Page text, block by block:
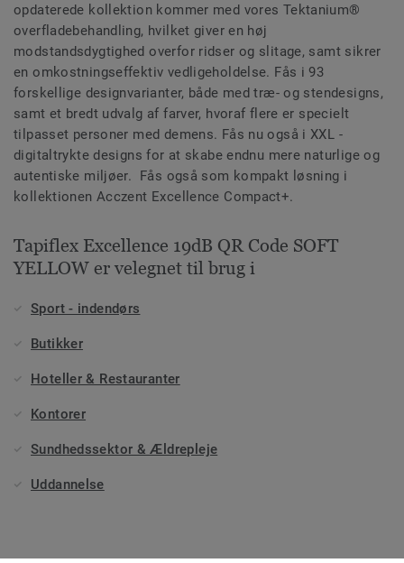
opdaterede kollektion kommer med vores Tektanium®
overfladebehandling, hvilket giver en høj
modstandsdygtighed overfor ridser og slitage, samt sikrer
en omkostningseffektiv vedligeholdelse. Fås i 93
forskellige designvarianter, både med træ- og stendesigns,
samt et bredt udvalg af farver, hvoraf flere er specielt
tilpasset personer med demens. Fås nu også i XXL -
digitaltrykte designs for at skabe endnu mere naturlige og
autentiske miljøer. Fås også som kompakt løsning i
kollektionen Acczent Excellence Compact+.
Tapiflex Excellence 19dB QR Code SOFT
YELLOW er velegnet til brug i
Sport - indendørs
Butikker
Hoteller & Restauranter
Kontorer
Sundhedssektor & Ældrepleje
Uddannelse